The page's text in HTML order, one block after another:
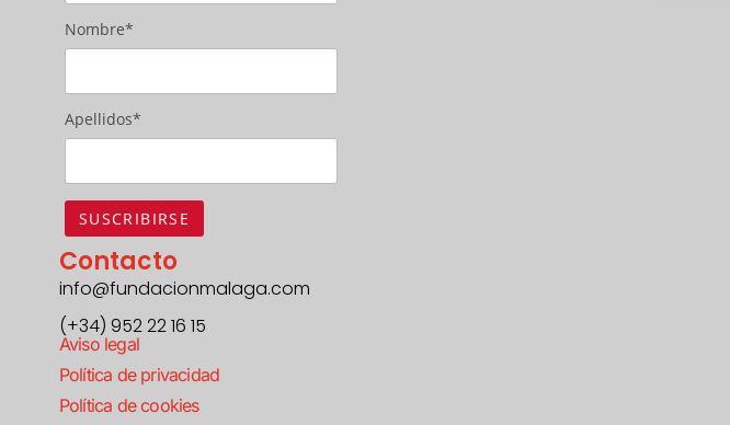
Nombre*
Apellidos*
Contacto
info@fundacionmalaga.com
(+34) 952 22 16 15
Aviso legal
Política de privacidad
Política de cookies